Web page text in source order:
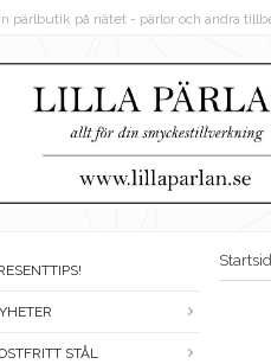
pärlbutik på nätet - pärlor och andra
STÅL